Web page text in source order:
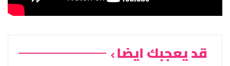
قد يعجبك ايضا